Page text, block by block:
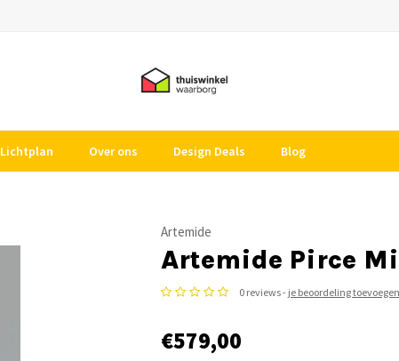
Lichtplan Over ons Design Deals Blog
Artemide
Artemide Pirce
0 reviews - je beoordeling toevoegen
€579,00